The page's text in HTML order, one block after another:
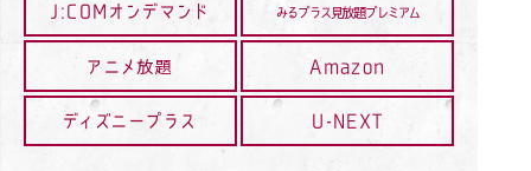
J:COMオンデマンド みるプラス見放題プレミアム
アニメ放題 Amazon
ディズニープラス U-NEXT